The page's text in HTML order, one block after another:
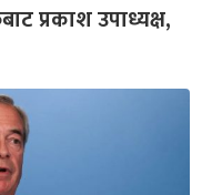
प्रकाश उपाध्यक्ष,